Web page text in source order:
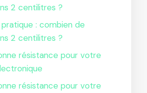
2 centilitres ?
: combien de
2 centilitres ?
résistance pour votre
résistance pour votre